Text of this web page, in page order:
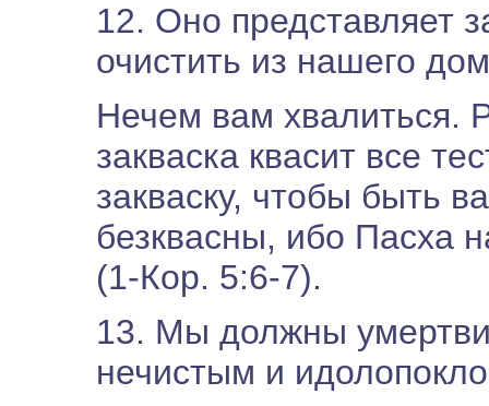
12. Оно представляет
очистить из нашего
Нечем вам хвалиться.
закваска квасит все
закваску, чтобы быть
безквасны, ибо Пасха
(1-Кор. 5:6-7).
13. Мы должны
нечистым и